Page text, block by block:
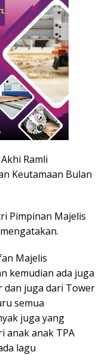
Ramli
Keutamaan Bulan
Pimpinan Majelis
Majelis
kemudian ada juga
dan juga dari Tower
semua
juga yang
anak anak TPA
lagu